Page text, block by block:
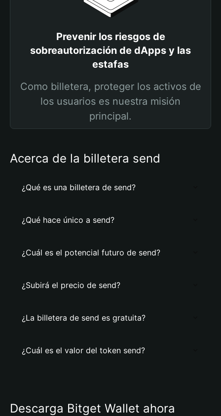
Prevenir los riesgos de
sobreautorización de dApps y las
estafas
Como billetera, proteger los activos de
los usuarios es nuestra misión
principal.
Acerca de la billetera send
¿Qué es una billetera de send?
¿Qué hace único a send?
¿Cuál es el potencial futuro de send?
¿Subirá el precio de send?
¿La billetera de send es gratuita?
¿Cuál es el valor del token send?
Descarga Bitget Wallet ahora